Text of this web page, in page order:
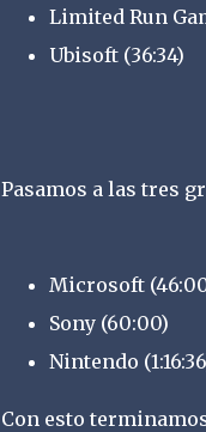
Limited Run
Ubisoft (36:34)
Pasamos a las tres
Microsoft
Sony (60:00)
Nintendo
Con esto